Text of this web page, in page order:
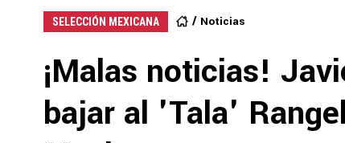
SELECCIÓN MEXICANA Noticias
¡Malas noticias!
bajar al 'Tala'